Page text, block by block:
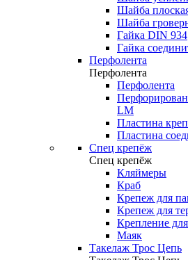
Шайба
Шайба
Гайка DIN 934
Гайка
Перфолента
Перфолента
Перфолента
LM
Пластина
Пластина
Спец крепёж
Спец крепёж
Кляймеры
Краб
Крепеж для
Крепеж для
Крепление
Маяк
Такелаж Трос Цепь